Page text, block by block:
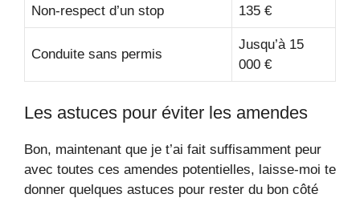
Non-respect d’un stop 135 €
Conduite sans permis
Jusqu’à 15
000 €
Les astuces pour éviter les amendes
Bon, maintenant que je t’ai fait suffisamment peur
avec toutes ces amendes potentielles, laisse-moi te
donner quelques astuces pour rester du bon côté